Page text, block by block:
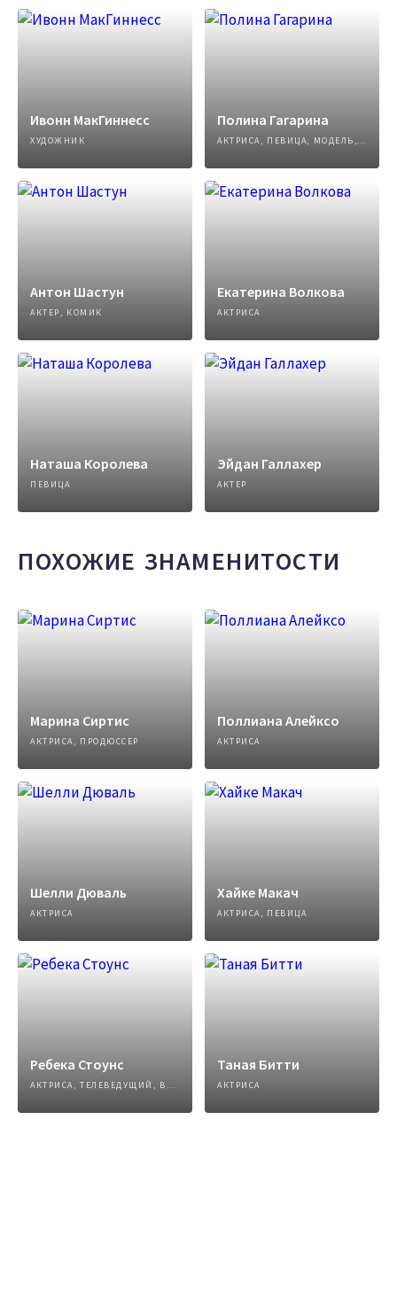
Ивонн МакГиннесс
ХУДОЖНИК
Полина Гагарина
АКТРИСА, ПЕВИЦА, МОДЕЛЬ, АВТОР ПЕСЕН
Антон Шастун
АКТЕР, КОМИК
Екатерина Волкова
АКТРИСА
Наташа Королева
ПЕВИЦА
Эйдан Галлахер
АКТЕР
ПОХОЖИЕ ЗНАМЕНИТОСТИ
Марина Сиртис
АКТРИСА, ПРОДЮССЕР
Поллиана Алейксо
АКТРИСА
Шелли Дюваль
АКТРИСА
Хайке Макач
АКТРИСА, ПЕВИЦА
Ребека Стоунс
АКТРИСА, ТЕЛЕВЕДУЩИЙ, ВИДЕО БЛОГГЕР
Таная Битти
АКТРИСА